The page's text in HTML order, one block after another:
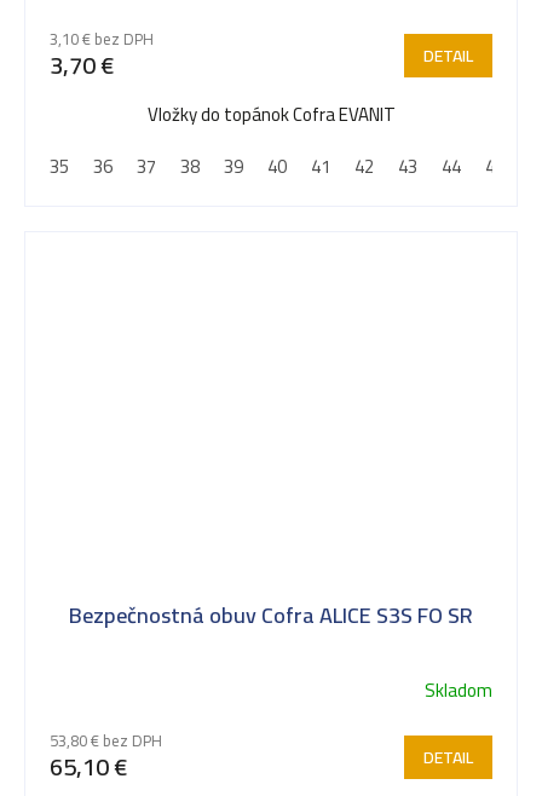
3,10 € bez DPH
3,70 € DETAIL
Vložky do topánok Cofra EVANIT
35
36 37 38 39 40 41 42 43 44 45
Bezpečnostná obuv Cofra ALICE S3S FO SR
Skladom
53,80 € bez DPH
65,10 € DETAIL